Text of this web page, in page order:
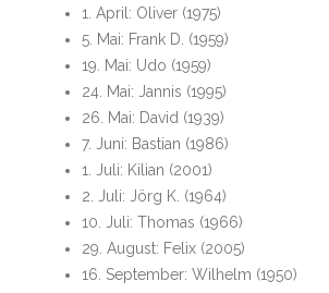
1. April: Oliver (1975)
5. Mai: Frank D. (1959)
19. Mai: Udo (1959)
24. Mai: Jannis (1995)
26. Mai: David (1939)
7. Juni: Bastian (1986)
1. Juli: Kilian (2001)
2. Juli: Jörg K. (1964)
10. Juli: Thomas (1966)
29. August: Felix (2005)
16. September: Wilhelm (1950)